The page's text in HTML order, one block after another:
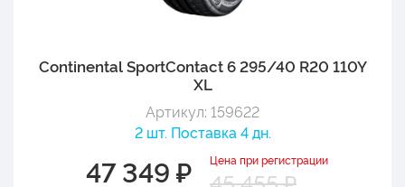
Continental SportContact 6 295/40 R20 110Y
XL
Артикул: 159622
2 шт. Поставка 4 дн.
47 349 ₽ Цена при регистрации